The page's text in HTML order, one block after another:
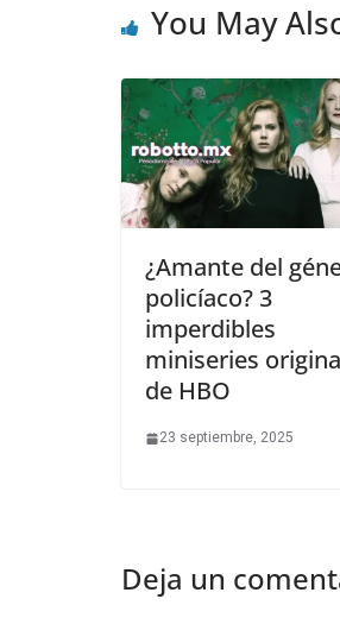
You May
¿Amante del
policíaco? 3
imperdibles
miniseries
de HBO
23 septiembre, 2025
Deja un